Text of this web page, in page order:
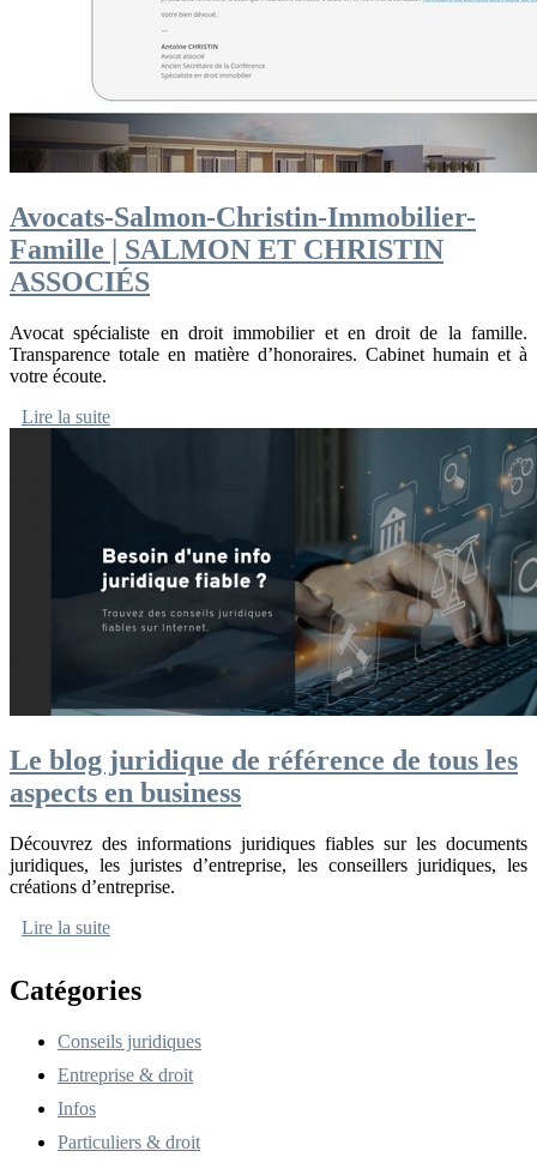
Avocats-Salmon-Christin-Immobilier-
Famille | SALMON ET CHRISTIN
ASSOCIÉS
Avocat spécialiste en droit immobilier et en droit de la famille.
Transparence totale en matière d’honoraires. Cabinet humain et à
votre écoute.
Lire la suite
Le blog juridique de référence de tous les
aspects en business
Découvrez des informations juridiques fiables sur les documents
juridiques, les juristes d’entreprise, les conseillers juridiques, les
créations d’entreprise.
Lire la suite
Catégories
Conseils juridiques
Entreprise & droit
Infos
Particuliers & droit